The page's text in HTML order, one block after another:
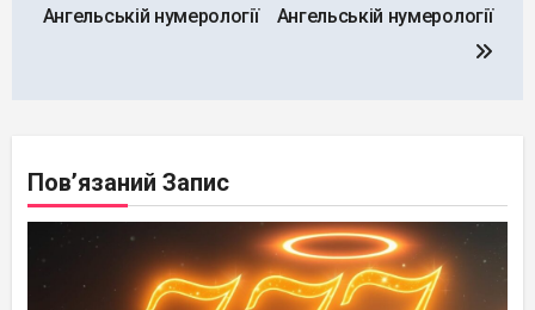
Ангельській нумерології
Ангельській нумерології
Пов’язаний Запис